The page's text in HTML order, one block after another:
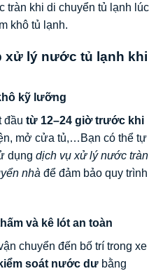
tràn khi di chuyển tủ lạnh lúc
khô tủ lạnh.
xử lý nước tủ lạnh khi
kỹ lưỡng
đầu từ 12–24 giờ trước khi
mở cửa tủ,…Bạn có thể tự
dụng dịch vụ xử lý nước tràn
nhà để đảm bảo quy trình
và kê lót an toàn
chuyển đến bố trí trong xe
soát nước dư bằng